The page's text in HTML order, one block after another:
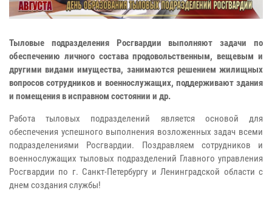
Тыловые подразделения Росгвардии выполняют задачи по
обеспечению личного состава продовольственным, вещевым и
другими видами имущества, занимаются решением жилищных
вопросов сотрудников и военнослужащих, поддерживают здания
и помещения в исправном состоянии и др.
Работа тыловых подразделений является основой для
обеспечения успешного выполнения возложенных задач всеми
подразделениями Росгвардии. Поздравляем сотрудников и
военнослужащих тыловых подразделений Главного управления
Росгвардии по г. Санкт-Петербургу и Ленинградской области с
днем создания службы!